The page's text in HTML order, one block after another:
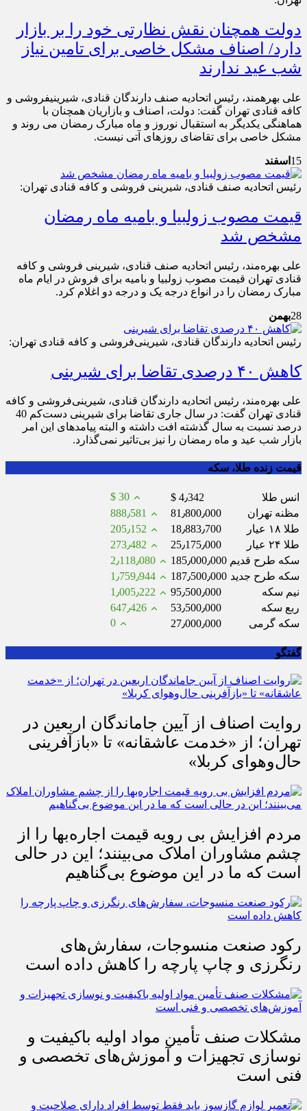
دولت همچنان نقش نظارتی خود را بر بازار
دارد/ اصناف مشکل خاصی برای تامین نیاز
شب عید ندارند
علی بهره‎مند، رئیس اتحادیه صنف دارندگان قنادی، شیرینی‎فروشی و
کافه قنادی تهران گفت: دولت، اصناف و بازاریان همچنان با
هماهنگی یکدیگر به استقبال نوروز و ماه مبارک رمضان می روند و
مشکل خاصی برای تقاضای روزهای آتی نیست.
15 اسفند
رئیس اتحادیه صنف قنادی، شیرینی فروشی و کافه قنادی تهران:
قیمت مصوب زولبیا و بامیه ماه رمضان
مشخص شد
علی بهره‌مند، رئیس اتحادیه صنف قنادی، شیرینی فروشی و کافه
قنادی تهران قیمت مصوب زولبیا و بامیه برای فروش در ایام ماه
مبارک رمضان را در انواع درجه یک و درجه دو اغلام کرد.
28بهمن
رئیس اتحادیه دارندگان قنادی، شیرینی‌فروشی و کافه قنادی تهران:
کاهش ۴۰ درصدی تقاضا برای شیرینی
علی بهر‌ه‌مند، رئیس اتحادیه دارندگان قنادی، شیرینی‌فروشی و کافه
قنادی تهران گفت: در سال جاری تقاضا برای شیرینی دست‌کم 40
درصد نسبت به سال گذشته افت داشته و البته پیامدهای این امر
بازار شب عید و ماه رمضان را نیز بی‌تاثیر نمی‌گذارد.
قیمت زنده طلا، سکه
انس طلا $ 4٫342
$ 30
مظنه تهران
81٫800٫000
888٫581
طلا ۱۸ عیار
18٫883٫700
205٫152
طلا ۲۴ عیار
25٫175٫000
273٫482
سکه طرح قدیم 185٫000٫000
2٫118٫080
سکه طرح جدید 187٫500٫000
1٫759٫944
نیم سکه
95٫500٫000
1٫005٫222
ربع سکه
53٫500٫000
647٫426
سکه گرمی
27٫000٫000 0
گفتگو
روایت اصناف از آیین جاماندگان اربعین در
تهران؛ از «خدمت عاشقانه» تا «بازآفرینی
حال‌وهوای کربلا»
مردم افزایش بی رویه قیمت اجاره‌بها را از
چشم مشاوران املاک می‌بینند؛ این در حالی
است که ما در این موضوع بی‌گناهیم
رکود صنعت منسوجات، سفارش‌های
رنگرزی و چاپ پارچه را کاهش داده است
مشکلات صنف تأمین مواد اولیه باکیفیت و
نوسازی تجهیزات و آموزش‌های تخصصی و
فنی است